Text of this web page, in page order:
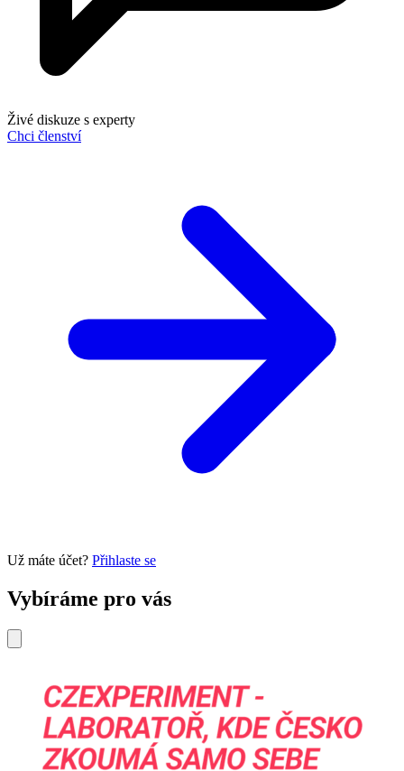
Živé diskuze s experty
Chci členství
Už máte účet? Přihlaste se
Vybíráme pro vás